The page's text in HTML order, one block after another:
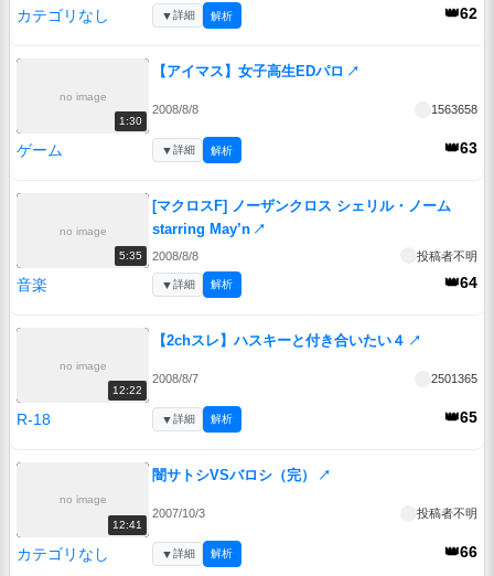
カテゴリなし 👑62
▼詳細 解析
no image
1:30
【アイマス】女子高生EDパロ ↗
2008/8/8 1563658
ゲーム 👑63
▼詳細 解析
no image
5:35
[マクロスF] ノーザンクロス シェリル・ノーム
starring May’n ↗
2008/8/8 投稿者不明
音楽 👑64
▼詳細 解析
no image
12:22
【2chスレ】ハスキーと付き合いたい４ ↗
2008/8/7 2501365
R-18 👑65
▼詳細 解析
no image
12:41
闇サトシVSバロシ（完） ↗
2007/10/3 投稿者不明
カテゴリなし 👑66
▼詳細 解析